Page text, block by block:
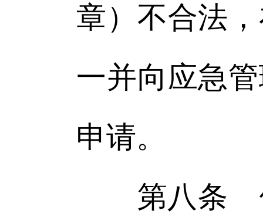
章）不合法
一并向应急
申请。
第八条 依